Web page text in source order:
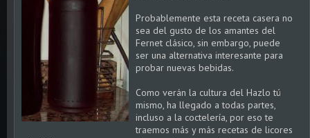
Probablemente esta receta casera no
sea del gusto de los amantes del
Fernet clásico, sin embargo, puede
ser una alternativa interesante para
probar nuevas bebidas.
Como verán la cultura del Hazlo tú
mismo, ha llegado a todas partes,
incluso a la coctelería, por eso te
traemos más y más recetas de licores